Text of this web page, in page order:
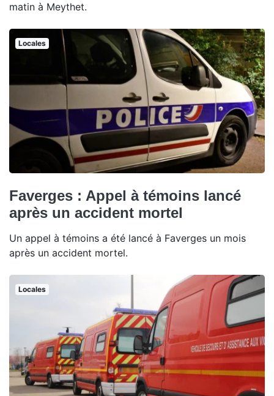
matin à Meythet.
Locales
Faverges : Appel à témoins lancé
après un accident mortel
Un appel à témoins a été lancé à Faverges un mois
après un accident mortel.
Locales